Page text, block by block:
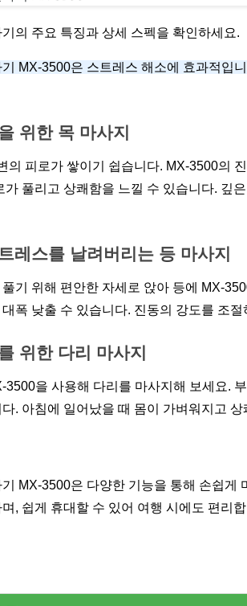
의 주요 특징과 상세 스펙을 확인하세요.
MX-3500은 스트레스 해소에 효과적입
위한 목 마사지
의 피로가 쌓이기 쉽습니다. MX-3500의
가 풀리고 상쾌함을 느낄 수 있습니다. 깊
레스를 날려버리는 등 마사지
기 위해 편안한 자세로 앉아 등에 MX-
폭 낮출 수 있습니다. 진동의 강도를 조
위한 다리 마사지
3500을 사용해 다리를 마사지해 보세요.
. 아침에 일어났을 때 몸이 가벼워지고
MX-3500은 다양한 기능을 통해 손쉽게
, 쉽게 휴대할 수 있어 여행 시에도 편리